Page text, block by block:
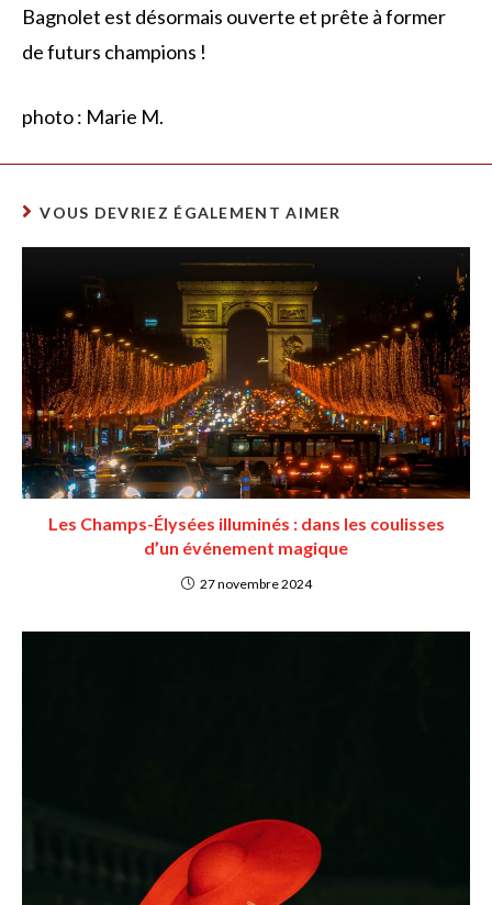
Bagnolet est désormais ouverte et prête à former
de futurs champions !
photo : Marie M.
VOUS DEVRIEZ ÉGALEMENT AIMER
Les Champs-Élysées illuminés : dans les coulisses
d’un événement magique
27 novembre 2024